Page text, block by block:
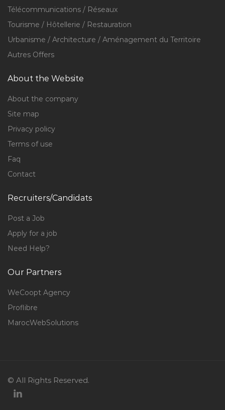
Télécommunications / Réseaux
Tourisme / Hôtellerie / Restauration
Urbanisme / Architecture / Aménagement du Territoire
Autres Offers
About the Website
About the company
Site map
Privacy policy
Terms of use
Faq
Contact
Recruiters/Candidats
Post a Job
Apply for a job
Need Help?
Our Partners
WeCoopt Agency
Proflibre
MarocWebSolutions
© All Rights Reserved.